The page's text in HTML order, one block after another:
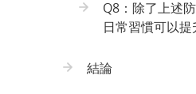
Q8：除了上述
日常習慣可以提
結論